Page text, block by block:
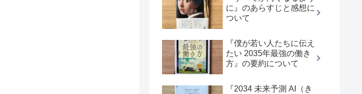
に』のあらすじと感想に
ついて
『僕が若い人たちに伝え
たい 2035年最強の働き
方』の要約について
『2034 未来予測 AI（き